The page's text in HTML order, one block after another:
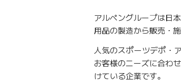
アルペングループは日
用品の製造から販売・
人気のスポーツデポ・
お客様のニーズに合わ
けている企業です。